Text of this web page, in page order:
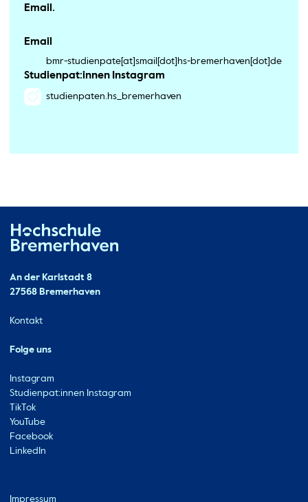
Email.
Email
bmr-studienpate[at]smail[dot]hs-bremerhaven[dot]de
Studienpat:innen Instagram
studienpaten.hs_bremerhaven
Kontakt
An der Karlstadt 8
27568 Bremerhaven
Ressourcen
Kontakt
Folge uns
Instagram
Studienpat:innen Instagram
TikTok
YouTube
Facebook
LinkedIn
Impressum